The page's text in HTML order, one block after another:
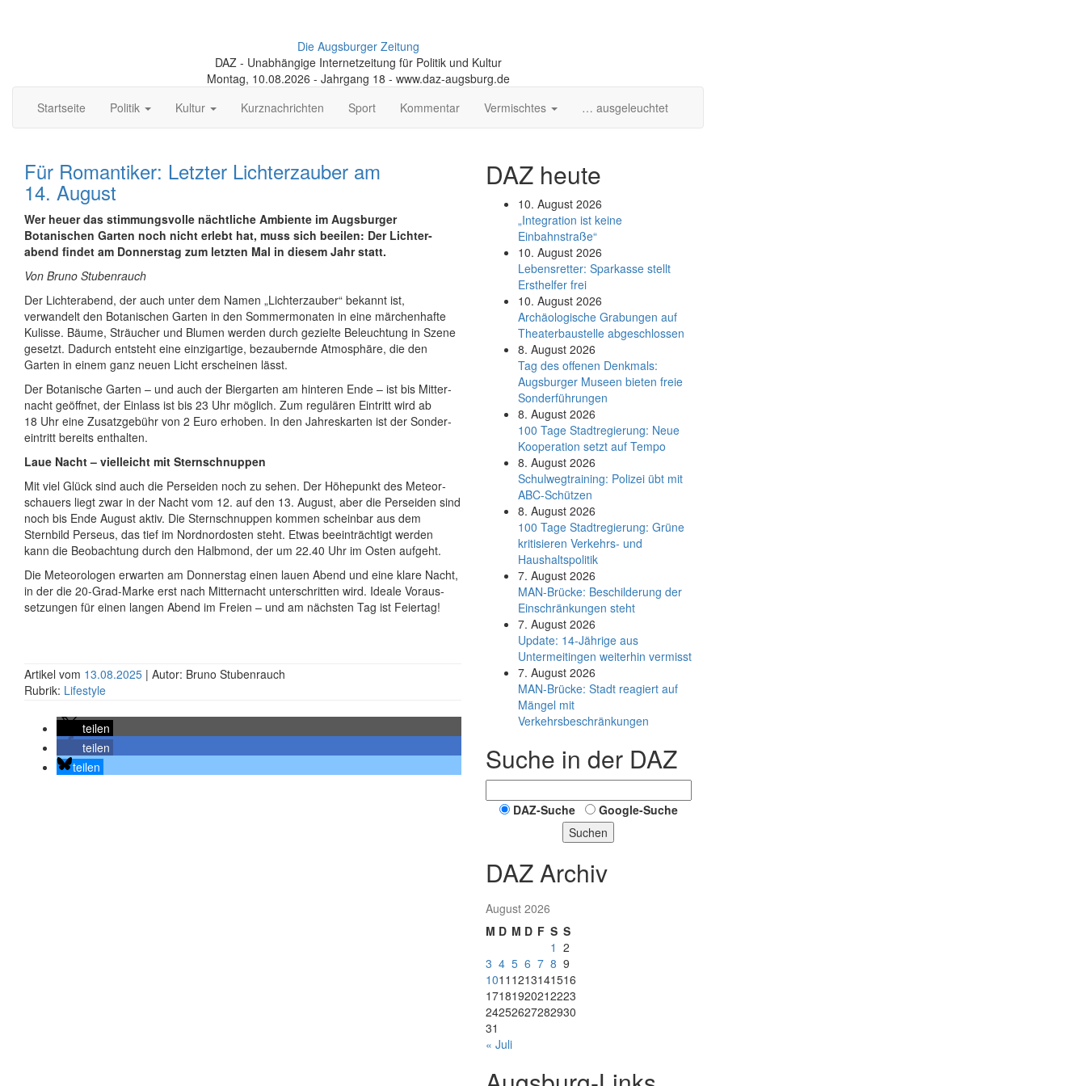
Die Augsburger Zeitung
DAZ - Unabhängige Internetzeitung für Politik und Kultur
Montag, 10.08.2026 - Jahrgang 18 - www.daz-augsburg.de
Startseite
Politik Kultur Kurznachrichten Sport Kommentar Vermischtes … ausgeleuchtet
Für Romantiker: Letzter Lichterzauber am
14. August
Wer heuer das stimmungsvolle nächtliche Ambiente im Augsburger
Botanischen Garten noch nicht erlebt hat, muss sich beeilen: Der Lichter­­
abend findet am Donnerstag zum letzten Mal in diesem Jahr statt.
Von Bruno Stubenrauch
Der Lichterabend, der auch unter dem Namen „Lichterzauber“ bekannt ist,
verwandelt den Botanischen Garten in den Sommer­monaten in eine märchen­hafte
Kulisse. Bäume, Sträucher und Blumen werden durch gezielte Beleuchtung in Szene
gesetzt. Dadurch entsteht eine einzigartige, bezaubernde Atmosphäre, die den
Garten in einem ganz neuen Licht erscheinen lässt.
Der Botanische Garten – und auch der Biergarten am hinteren Ende – ist bis Mitter­
nacht geöffnet, der Einlass ist bis 23 Uhr möglich. Zum regulären Eintritt wird ab
18 Uhr eine Zusatz­gebühr von 2 Euro erhoben. In den Jahres­karten ist der Sonder­
eintritt bereits enthalten.
Laue Nacht – vielleicht mit Stern­schnuppen
Mit viel Glück sind auch die Perseiden noch zu sehen. Der Höhepunkt des Meteor­
schauers liegt zwar in der Nacht vom 12. auf den 13. August, aber die Perseiden sind
noch bis Ende August aktiv. Die Stern­schnuppen kommen scheinbar aus dem
Sternbild Perseus, das tief im Nord­nordosten steht. Etwas beeinträchtigt werden
kann die Beobachtung durch den Halbmond, der um 22.40 Uhr im Osten aufgeht.
Die Meteorologen erwarten am Donnerstag einen lauen Abend und eine klare Nacht,
in der die 20-Grad-Marke erst nach Mitternacht unter­schritten wird. Ideale Voraus­
setzungen für einen langen Abend im Freien – und am nächsten Tag ist Feiertag!
Artikel vom 13.08.2025 | Autor: Bruno Stubenrauch
Rubrik: Lifestyle
teilen
teilen
teilen
DAZ heute
10. August 2026
„Integration ist keine
Einbahnstraße“
10. August 2026
Le­bens­ret­ter: Spar­kas­se stellt
Erst­hel­fer frei
10. August 2026
Ar­chäo­lo­gi­sche Gra­bun­gen auf
Thea­ter­bau­stel­le ab­ge­schlos­sen
8. August 2026
Tag des offenen Denkmals:
Augsburger Museen bieten freie
Sonderführungen
8. August 2026
100 Tage Stadtregierung: Neue
Kooperation setzt auf Tempo
8. August 2026
Schul­weg­trai­ning: Poli­zei übt mit
ABC-Schüt­zen
8. August 2026
100 Tage Stadtregierung: Grüne
kritisieren Verkehrs- und
Haushaltspolitik
7. August 2026
MAN-Brücke: Beschilderung der
Einschränkungen steht
7. August 2026
Update: 14-Jährige aus
Untermeitingen weiterhin vermisst
7. August 2026
MAN-Brücke: Stadt reagiert auf
Mängel mit
Verkehrsbeschränkungen
Suche in der DAZ
DAZ-Suche
Google-Suche
Suchen
DAZ Archiv
August 2026
M D M D F S S
1 2
3 4 5 6 7 8 9
1011 1213141516
17181920212223
24252627282930
31
« Juli